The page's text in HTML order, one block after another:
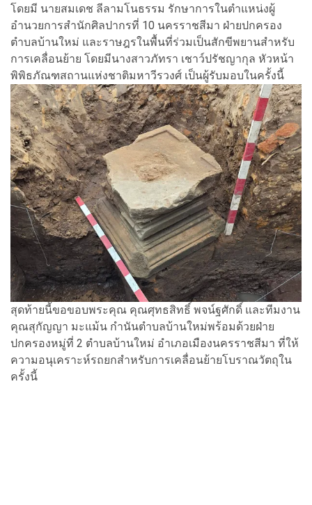
โดยมี นายสมเดช ลีลามโนธรรม รักษาการในตำแหน่งผู้
อำนวยการสำนักศิลปากรที่ 10 นครราชสีมา ฝ่ายปกครอง
ตำบลบ้านใหม่ และราษฎรในพื้นที่ร่วมเป็นสักขีพยานสำหรับ
การเคลื่อนย้าย โดยมีนางสาวภัทรา เชาว์ปรัชญากุล หัวหน้า
พิพิธภัณฑสถานแห่งชาติมหาวีรวงศ์ เป็นผู้รับมอบในครั้งนี้
สุดท้ายนี้ขอขอบพระคุณ คุณศุทธสิทธิ์ พจน์ฐศักดิ์ และทีมงาน
คุณสุกัญญา มะแม้น กำนันตำบลบ้านใหม่พร้อมด้วยฝ่าย
ปกครองหมู่ที่ 2 ตำบลบ้านใหม่ อำเภอเมืองนครราชสีมา ที่ให้
ความอนุเคราะห์รถยกสำหรับการเคลื่อนย้ายโบราณวัตถุใน
ครั้งนี้